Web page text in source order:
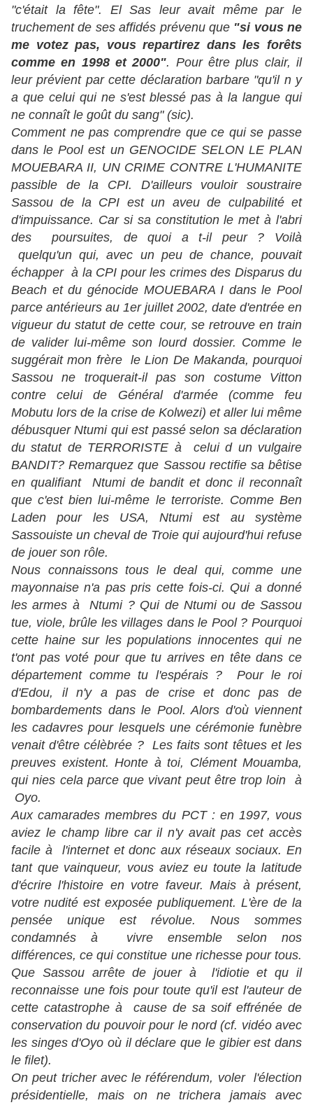
"c'était la fête". El Sas leur avait même par le
truchement de ses affidés prévenu que "si vous ne
me votez pas, vous repartirez dans les forêts
comme en 1998 et 2000". Pour être plus clair, il
leur prévient par cette déclaration barbare "qu'il n y
a que celui qui ne s'est blessé pas à la langue qui
ne connaît le goût du sang" (sic).
Comment ne pas comprendre que ce qui se passe
dans le Pool est un GENOCIDE SELON LE PLAN
MOUEBARA II, UN CRIME CONTRE L'HUMANITE
passible de la CPI. D'ailleurs vouloir soustraire
Sassou de la CPI est un aveu de culpabilité et
d'impuissance. Car si sa constitution le met à l'abri
des poursuites, de quoi a t-il peur ? Voilà
quelqu'un qui, avec un peu de chance, pouvait
échapper à la CPI pour les crimes des Disparus du
Beach et du génocide MOUEBARA I dans le Pool
parce antérieurs au 1er juillet 2002, date d'entrée en
vigueur du statut de cette cour, se retrouve en train
de valider lui-même son lourd dossier. Comme le
suggérait mon frère le Lion De Makanda, pourquoi
Sassou ne troquerait-il pas son costume Vitton
contre celui de Général d'armée (comme feu
Mobutu lors de la crise de Kolwezi) et aller lui même
débusquer Ntumi qui est passé selon sa déclaration
du statut de TERRORISTE à celui d un vulgaire
BANDIT? Remarquez que Sassou rectifie sa bêtise
en qualifiant Ntumi de bandit et donc il reconnaît
que c'est bien lui-même le terroriste. Comme Ben
Laden pour les USA, Ntumi est au système
Sassouiste un cheval de Troie qui aujourd'hui refuse
de jouer son rôle.
Nous connaissons tous le deal qui, comme une
mayonnaise n'a pas pris cette fois-ci. Qui a donné
les armes à Ntumi ? Qui de Ntumi ou de Sassou
tue, viole, brûle les villages dans le Pool ? Pourquoi
cette haine sur les populations innocentes qui ne
t'ont pas voté pour que tu arrives en tête dans ce
département comme tu l'espérais ? Pour le roi
d'Edou, il n'y a pas de crise et donc pas de
bombardements dans le Pool. Alors d'où viennent
les cadavres pour lesquels une cérémonie funèbre
venait d'être célèbrée ? Les faits sont têtues et les
preuves existent. Honte à toi, Clément Mouamba,
qui nies cela parce que vivant peut être trop loin à
Oyo.
Aux camarades membres du PCT : en 1997, vous
aviez le champ libre car il n'y avait pas cet accès
facile à l'internet et donc aux réseaux sociaux. En
tant que vainqueur, vous aviez eu toute la latitude
d'écrire l'histoire en votre faveur. Mais à présent,
votre nudité est exposée publiquement. L'ère de la
pensée unique est révolue. Nous sommes
condamnés à vivre ensemble selon nos
différences, ce qui constitue une richesse pour tous.
Que Sassou arrête de jouer à l'idiotie et qu il
reconnaisse une fois pour toute qu'il est l'auteur de
cette catastrophe à cause de sa soif effrénée de
conservation du pouvoir pour le nord (cf. vidéo avec
les singes d'Oyo où il déclare que le gibier est dans
le filet).
On peut tricher avec le référendum, voler l'élection
présidentielle, mais on ne trichera jamais avec